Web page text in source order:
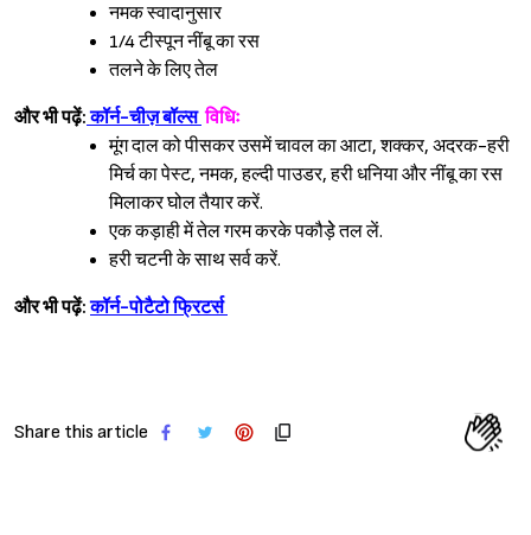
नमक स्वादानुसार
1/4 टीस्पून नींबू का रस
तलने के लिए तेल
और भी पढ़ें: कॉर्न-चीज़ बॉल्स विधिः
मूंग दाल को पीसकर उसमें चावल का आटा, शक्कर, अदरक-हरी
मिर्च का पेस्ट, नमक, हल्दी पाउडर, हरी धनिया और नींबू का रस
मिलाकर घोल तैयार करें.
एक कड़ाही में तेल गरम करके पकौड़ेे तल लें.
हरी चटनी के साथ सर्व करें.
और भी पढ़ें:कॉर्न-पोटैटो फ्रिटर्स
Share this article